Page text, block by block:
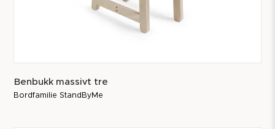
Benbukk massivt tre
Bordfamilie StandByMe